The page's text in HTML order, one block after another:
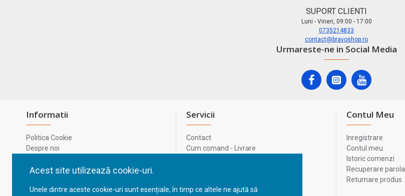
Acest site utilizează cookie-uri.
Unele dintre aceste cookie-uri sunt esențiale, în timp ce altele ne ajută să
SUPORT CLIENTI
Luni - Vineri, 09:00 - 17:00
0735214833
contact@bravoshop.ro
Urmareste-ne in Social Media
Informatii
Politica Cookie
Despre noi
Confidentialitate
GDPR - Datele tale
Servicii
Contact
Cum comand - Livrare
ANPC
Contul Meu
Inregistrare
Contul meu
Istoric comenzi
Recuperare parola
Returnare produs